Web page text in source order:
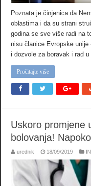
Poznata je činjenica da
oblastima i da su strani
godina se sve više radi na
nisu članice Evropske
i dozvole za boravak i rad u
Pročitajte više
Uskoro promjene
bolovanja!
urednik 18/09/2019